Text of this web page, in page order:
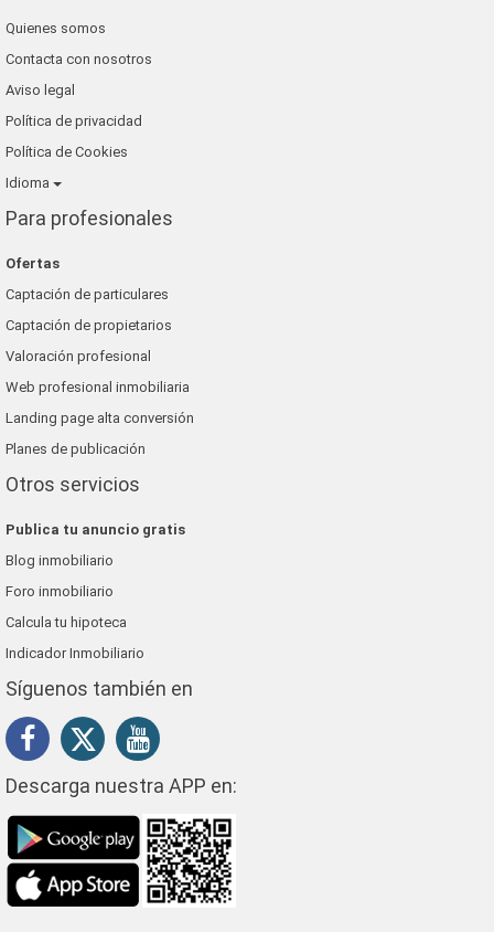
Quienes somos
Contacta con nosotros
Aviso legal
Política de privacidad
Política de Cookies
Idioma
Para profesionales
Ofertas
Captación de particulares
Captación de propietarios
Valoración profesional
Web profesional inmobiliaria
Landing page alta conversión
Planes de publicación
Otros servicios
Publica tu anuncio gratis
Blog inmobiliario
Foro inmobiliario
Calcula tu hipoteca
Indicador Inmobiliario
Síguenos también en
Descarga nuestra APP en: